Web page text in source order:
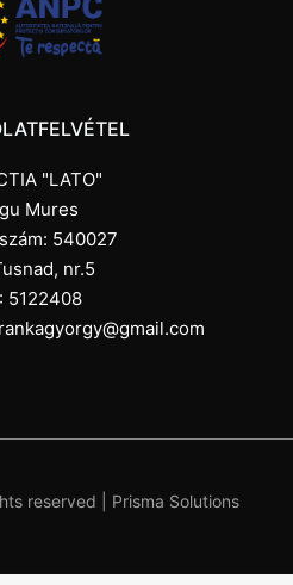
"LATO"
Mures
540027
nr.5
5122408
reserved | Prisma Solutions